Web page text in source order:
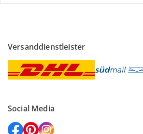
Versanddienstleister
Social Media